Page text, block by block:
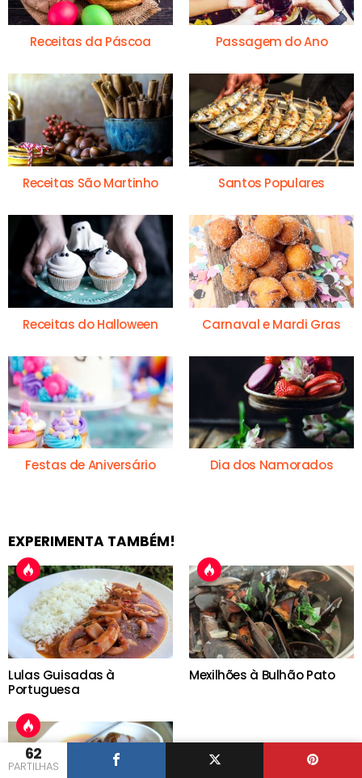
62
PARTILHAS
Receitas da Páscoa Passagem do Ano
Receitas São Martinho Santos Populares
Receitas do Halloween Carnaval e Mardi Gras
Festas de Aniversário Dia dos Namorados
EXPERIMENTA TAMBÉM!
Lulas Guisadas à
Portuguesa
Mexilhões à Bulhão Pato